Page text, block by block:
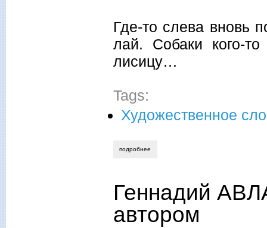
Где-то слева вновь
лай. Собаки кого-
лисицу…
Tags:
Художественное
подробнее
Геннадий
автором